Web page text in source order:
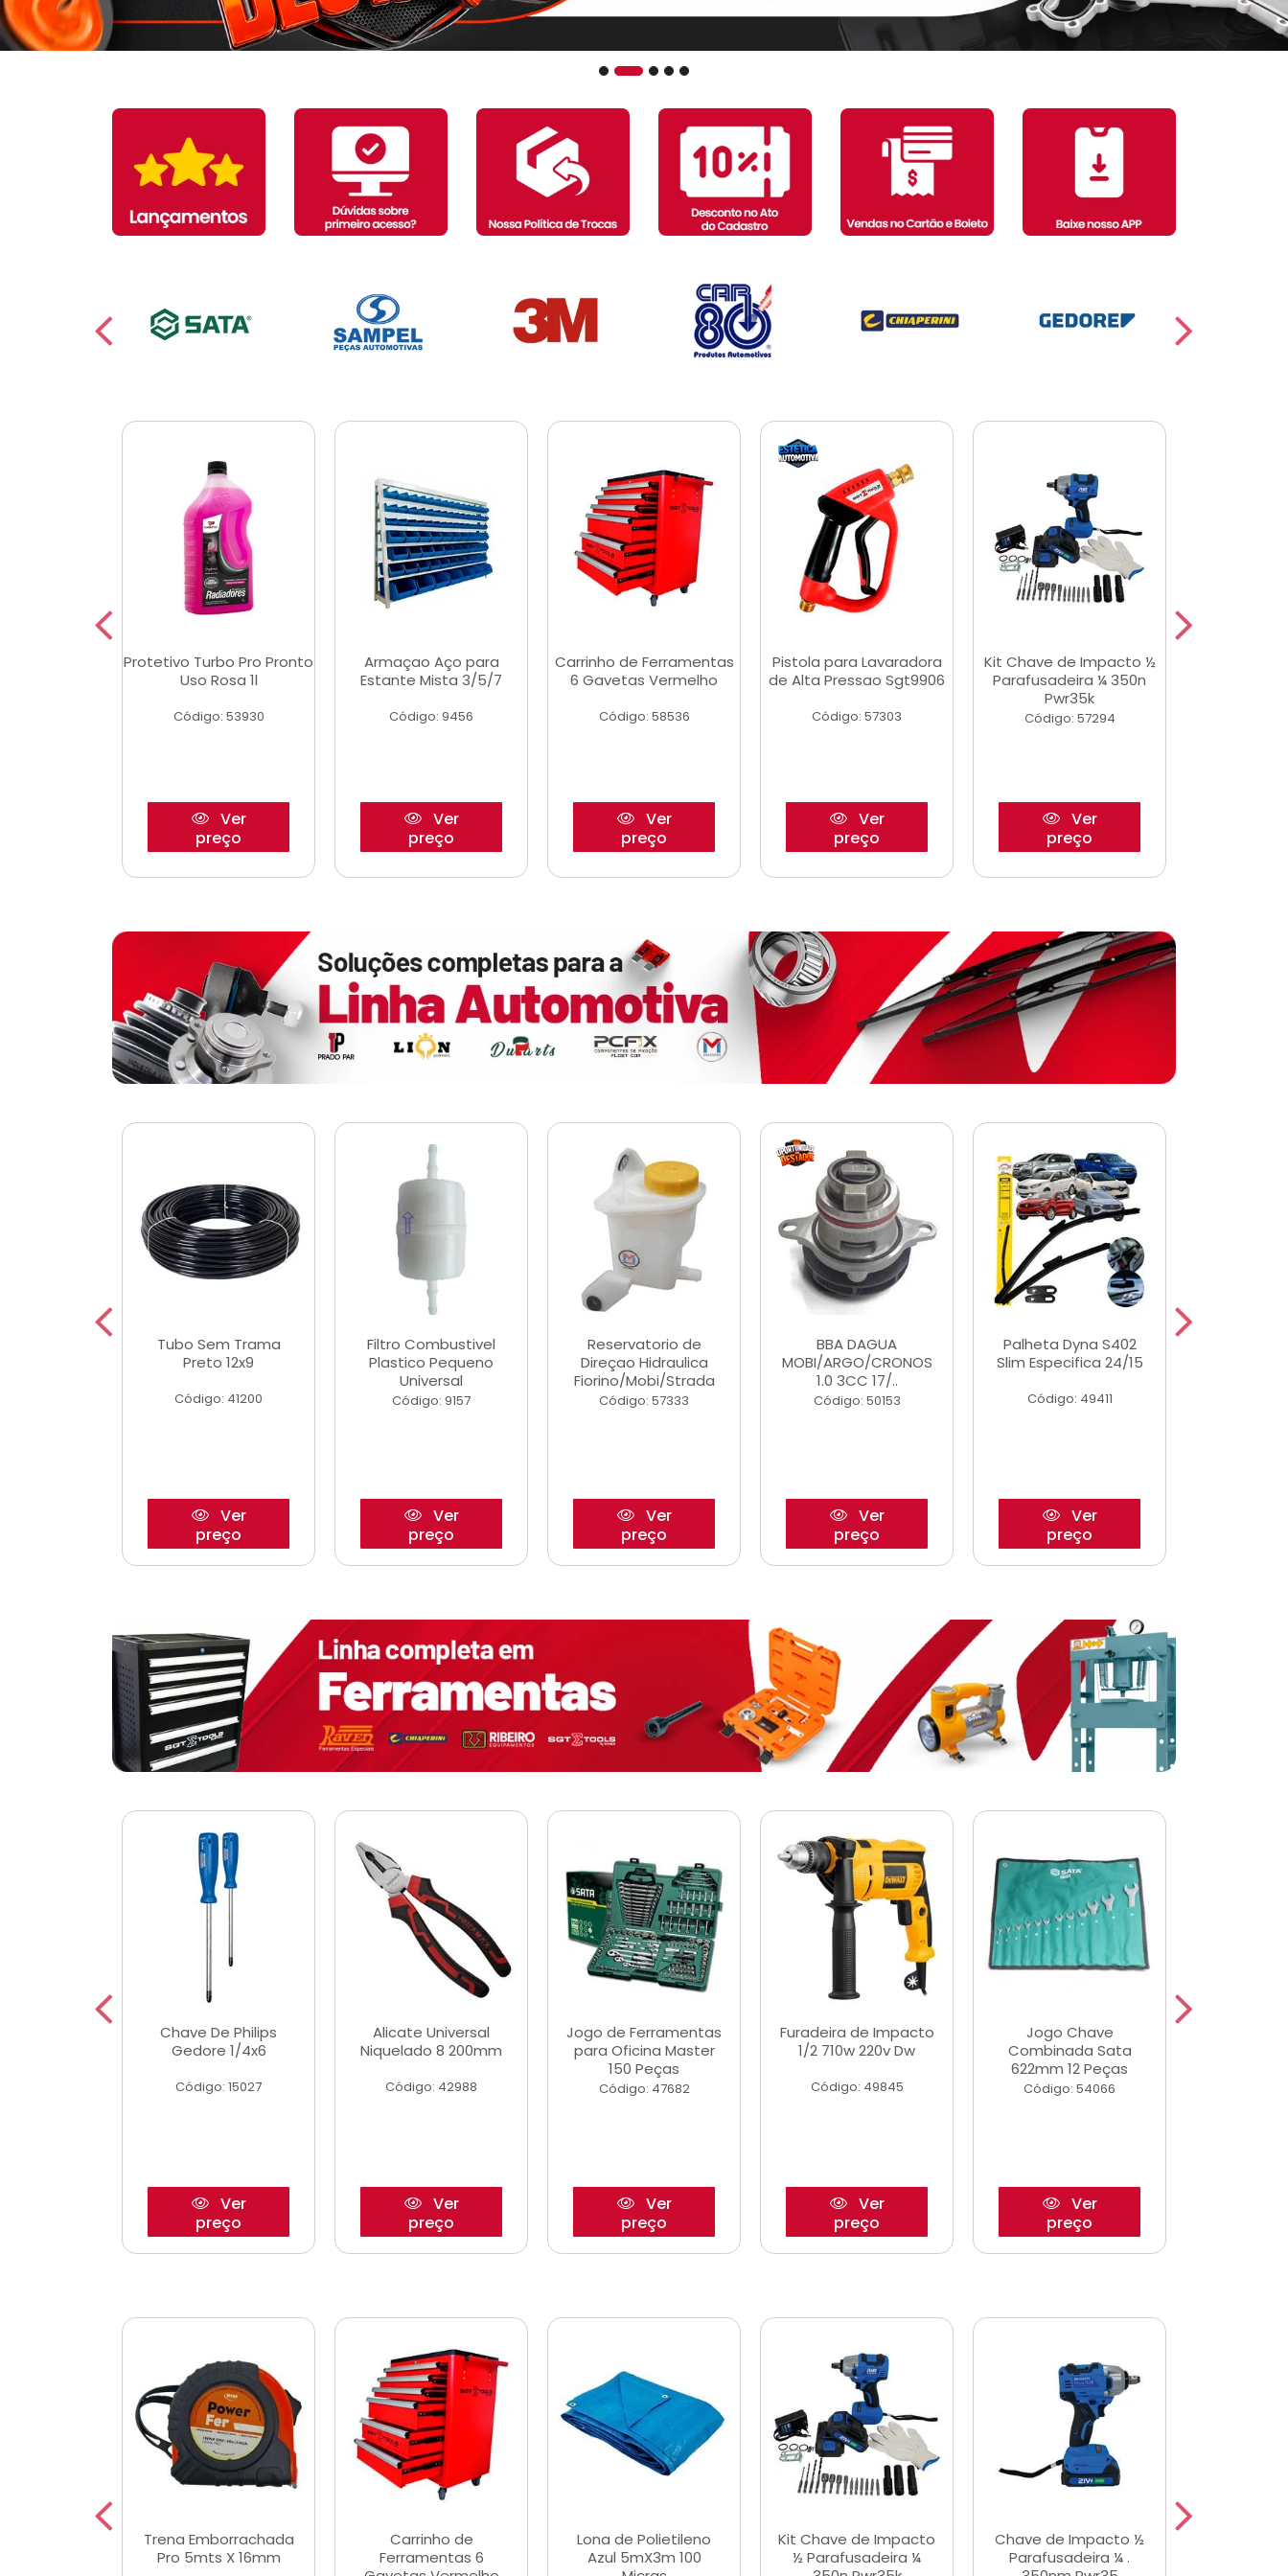
Protetivo Turbo Pro Pronto
Uso Rosa 1l
Código: 53930
Ver
preço
Armaçao Aço para
Estante Mista 3/5/7
Código: 9456
Ver
preço
Carrinho de Ferramentas
6 Gavetas Vermelho
Código: 58536
Ver
preço
Pistola para Lavaradora
de Alta Pressao Sgt9906
Código: 57303
Ver
preço
Kit Chave de Impacto ½
Parafusadeira ¼ 350n
Pwr35k
Código: 57294
Ver
preço
Tubo Sem Trama
Preto 12x9
Código: 41200
Ver
preço
Filtro Combustivel
Plastico Pequeno
Universal
Código: 9157
Ver
preço
Reservatorio de
Direçao Hidraulica
Fiorino/Mobi/Strada
Código: 57333
Ver
preço
BBA DAGUA
MOBI/ARGO/CRONOS
1.0 3CC 17/..
Código: 50153
Ver
preço
Palheta Dyna S402
Slim Especifica 24/15
Código: 49411
Ver
preço
Chave De Philips
Gedore 1/4x6
Código: 15027
Ver
preço
Alicate Universal
Niquelado 8 200mm
Código: 42988
Ver
preço
Jogo de Ferramentas
para Oficina Master
150 Peças
Código: 47682
Ver
preço
Furadeira de Impacto
1/2 710w 220v Dw
Código: 49845
Ver
preço
Jogo Chave
Combinada Sata
622mm 12 Peças
Código: 54066
Ver
preço
Trena Emborrachada
Pro 5mts X 16mm
Carrinho de
Ferramentas 6
Lona de Polietileno
Azul 5mX3m 100
Kit Chave de Impacto
½ Parafusadeira ¼
Chave de Impacto ½
Parafusadeira ¼ .